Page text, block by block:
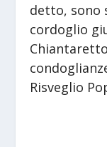
detto, sono
cordoglio
Risveglio